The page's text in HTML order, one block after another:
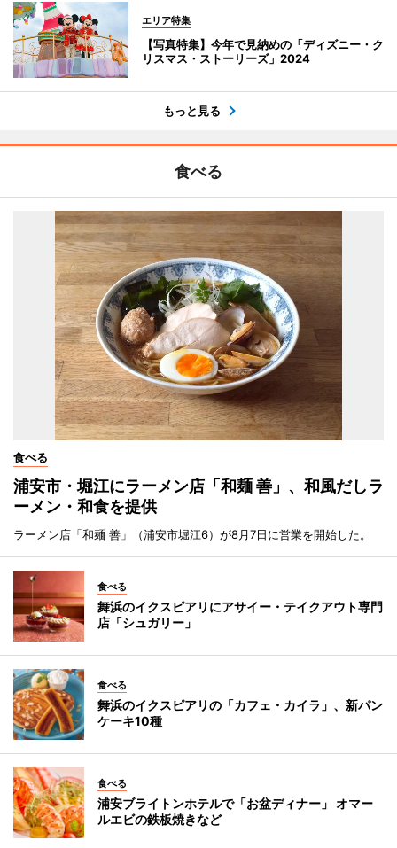
エリア特集
【写真特集】今年で見納めの「ディズニー・ク
リスマス・ストーリーズ」2024
もっと見る
食べる
食べる
浦安市・堀江にラーメン店「和麺 善」、和風だしラ
ーメン・和食を提供
ラーメン店「和麺 善」（浦安市堀江6）が8月7日に営業を開始した。
食べる
舞浜のイクスピアリにアサイー・テイクアウト専門
店「シュガリー」
食べる
舞浜のイクスピアリの「カフェ・カイラ」、新パン
ケーキ10種
食べる
浦安ブライトンホテルで「お盆ディナー」 オマー
ルエビの鉄板焼きなど